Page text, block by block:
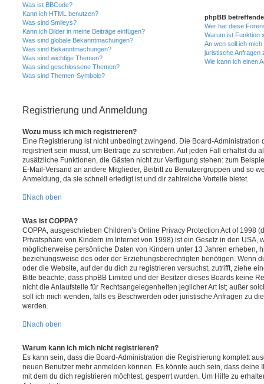
Was ist BBCode?
Kann ich HTML benutzen?
Was sind Smileys?
Kann ich Bilder in meine Beiträge einfügen?
Was sind globale Bekanntmachungen?
Was sind Bekanntmachungen?
Was sind wichtige Themen?
Was sind geschlossene Themen?
Was sind Themen-Symbole?
phpBB
Wer hat diese
Warum ist Funktion
An wen soll ich
juristische Anfragen
Wie kann ich einen
Registrierung und Anmeldung
Wozu muss ich mich registrieren?
Eine Registrierung ist nicht unbedingt zwingend. Die Board-Administration
registriert sein musst, um Beiträge zu schreiben. Auf jeden Fall erhältst du
zusätzliche Funktionen, die Gästen nicht zur Verfügung stehen: zum
E-Mail-Versand an andere Mitglieder, Beitritt zu Benutzergruppen und so
Anmeldung, da sie schnell erledigt ist und dir zahlreiche Vorteile bietet.
Nach oben
Was ist COPPA?
COPPA, ausgeschrieben Children’s Online Privacy Protection Act of 1998
Privatsphäre von Kindern im Internet von 1998) ist ein Gesetz in den USA,
möglicherweise persönliche Daten von Kindern unter 13 Jahren erheben,
beziehungsweise des oder der Erziehungsberechtigten benötigen. Wenn
oder die Website, auf der du dich zu registrieren versuchst, zutrifft, ziehe
Bitte beachte, dass phpBB Limited und der Besitzer dieses Boards keine
nicht die Anlaufstelle für Rechtsangelegenheiten jeglicher Art ist; außer
soll ich mich wenden, falls es Beschwerden oder juristische Anfragen zu
werden.
Nach oben
Warum kann ich mich nicht registrieren?
Es kann sein, dass die Board-Administration die Registrierung komplett
neuen Benutzer mehr anmelden können. Es könnte auch sein, dass deine
mit dem du dich registrieren möchtest, gesperrt wurden. Um Hilfe zu